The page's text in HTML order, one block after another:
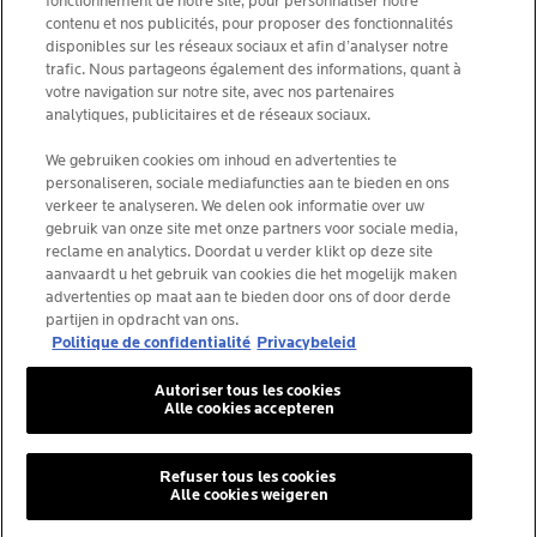
CHOISIS TON PAYS
La Roche-Posay Laboratoire Dermatologique CAI
86270 La Roche-Posay France
[email protected]
*IQVIA NPA, dermo-cosmétiques, canal pharmacie
Belgique, volume de produits prescrits par les
dermatologues. YTD 08/2025, Belgique
© La Roche-Posay
© Centre thermal de La Roche-Posay
© Thinkstock
contenu et nos publicités, pour proposer des fonctionnalités
disponibles sur les réseaux sociaux et afin d’analyser notre
trafic. Nous partageons également des informations, quant à
votre navigation sur notre site, avec nos partenaires
analytiques, publicitaires et de réseaux sociaux.
We gebruiken cookies om inhoud en advertenties te
personaliseren, sociale mediafuncties aan te bieden en ons
verkeer te analyseren. We delen ook informatie over uw
gebruik van onze site met onze partners voor sociale media,
reclame en analytics. Doordat u verder klikt op deze site
aanvaardt u het gebruik van cookies die het mogelijk maken
advertenties op maat aan te bieden door ons of door derde
partijen in opdracht van ons.
Politique de confidentialité Privacybeleid
Refuser tous les cookies
Alle cookies weigeren
Autoriser tous les cookies
Alle cookies accepteren